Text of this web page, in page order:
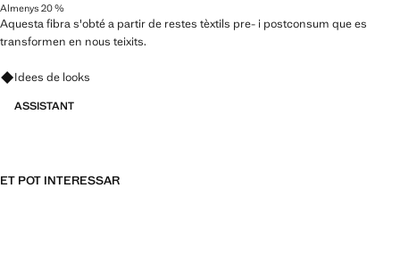
Almenys 20 %
Aquesta fibra s'obté a partir de restes tèxtils pre- i postconsum que es
transformen en nous teixits.
Pregunta per looks, peces i tendències
Idees de looks
ASSISTANT
ET POT INTERESSAR